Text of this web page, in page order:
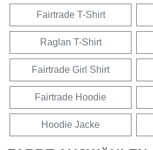
Fairtrade T-Shirt
Raglan T-Shirt
Fairtrade Girl Shirt
Fairtrade Hoodie
Hoodie Jacke